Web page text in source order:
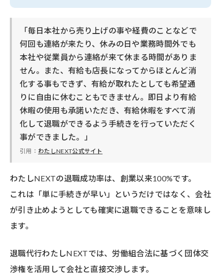
「毎日本社から売り上げの事や経費のことなどで
何回も連絡が来たり、休みの日や業務時間外でも
本社や従業員から連絡が来て休まる時間がありま
せん。また、有給も店長になってからほとんど消
化する事もできず、有給が取れたとしても希望通
りに自由に休むこともできません。即日より有給
休暇の使用も承諾いただき、有給休暇をすべて消
化して退職ができるよう手続きを行っていただく
事ができました。」
引用： わたしNEXT公式サイト
わたしNEXTの退職成功率は、創業以来100%です。
これは「単に手続きが早い」というだけではなく、会社
が引き止めようとしても確実に退職できることを意味し
ます。
退職代行わたしNEXTでは、労働組合法に基づく団体交
渉権を活用して会社と直接交渉します。